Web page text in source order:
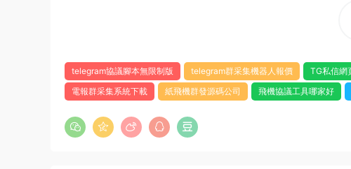
telegram協議腳本無限制版 telegram群采集機器人報價 TG私信網
電報群采集系統下載
紙飛機群發源碼公司 飛機協議工具哪家好